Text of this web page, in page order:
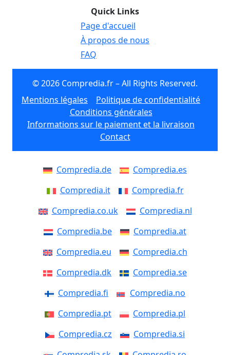
Quick Links
Page d'accueil
À propos de nous
FAQ
© 2026 Compredia.fr – All Rights Reserved.
Mentions légales
Politique de confidentialité
Conditions générales
Informations sur le paiement et la livraison
Contact
Compredia.de
Compredia.es
Compredia.it
Compredia.fr
Compredia.co.uk
Compredia.nl
Compredia.be
Compredia.at
Compredia.eu
Compredia.ch
Compredia.dk
Compredia.se
Compredia.fi
Compredia.no
Compredia.pt
Compredia.pl
Compredia.cz
Compredia.si